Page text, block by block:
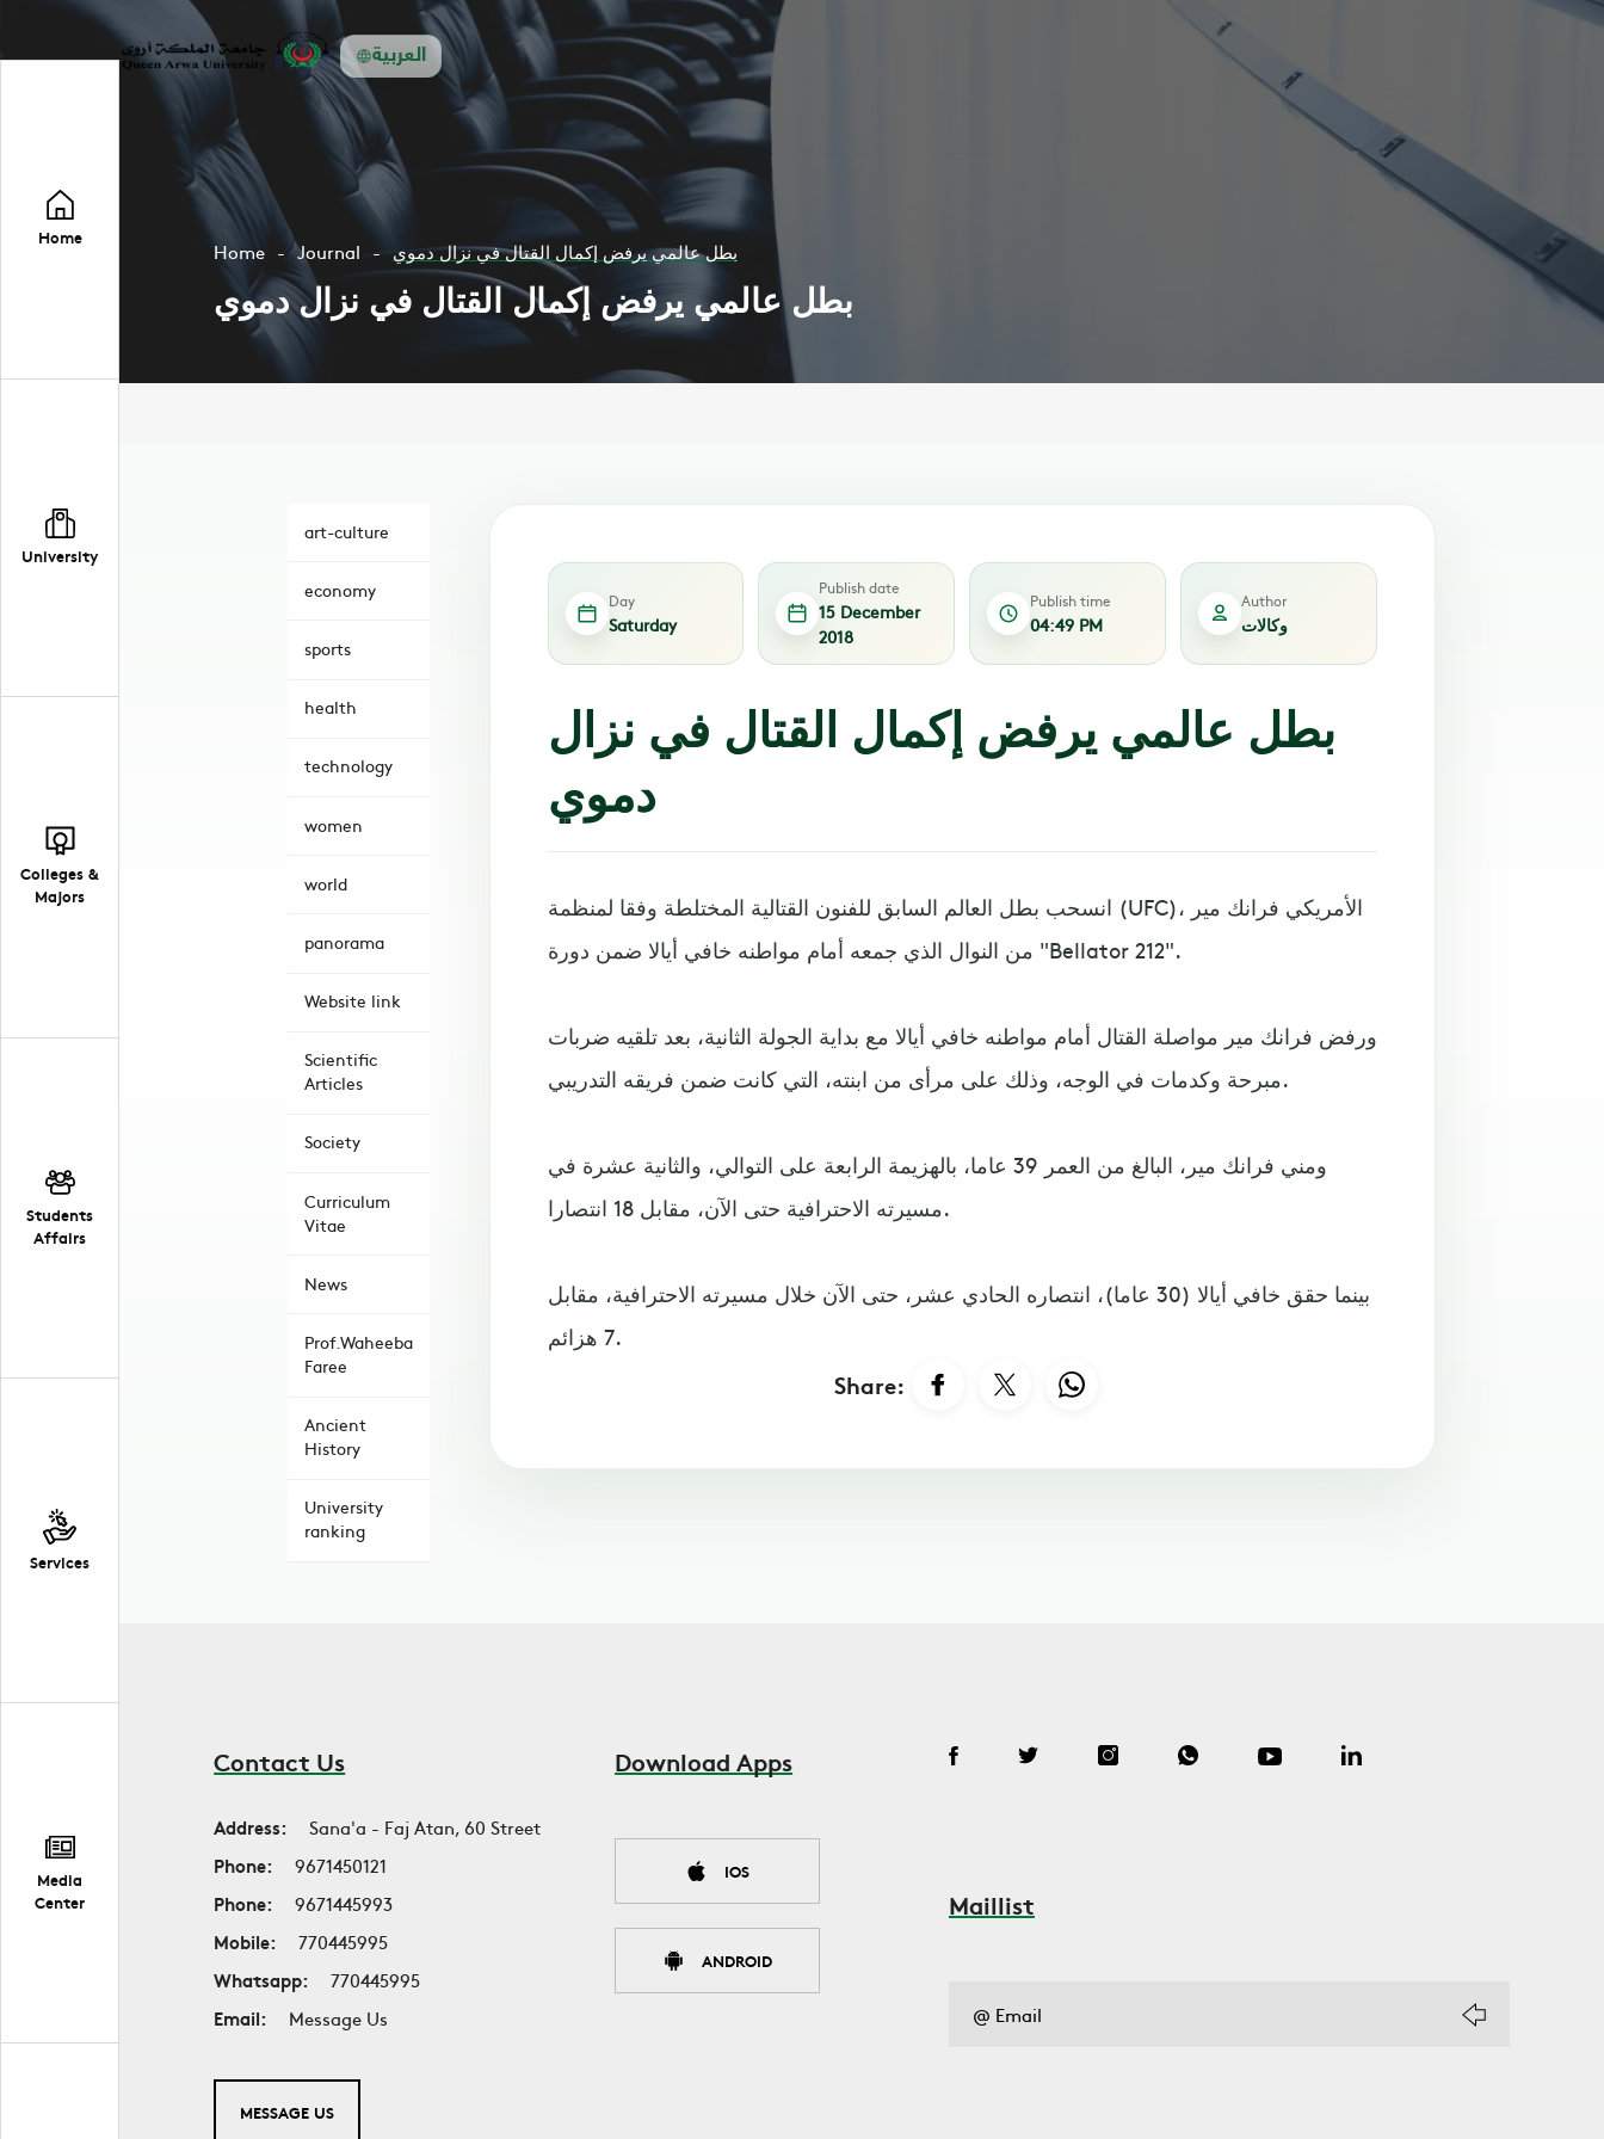
العربية
Home
University
Colleges &
Majors
Students
Affairs
Services
Media
Center
Home Journal بطل عالمي يرفض إكمال القتال في نزال دموي
بطل عالمي يرفض إكمال القتال في نزال دموي
art-culture
economy
sports
health
technology
women
world
panorama
Website link
Scientific
Articles
Society
Curriculum
Vitae
News
Prof.Waheeba
Faree
Ancient
History
University
ranking
Day
Saturday
Publish date
15 December
2018
Publish time
04:49 PM
Author
وكالات
بطل عالمي يرفض إكمال القتال في نزال
دموي
انسحب بطل العالم السابق للفنون القتالية المختلطة وفقا لمنظمة (UFC)، الأمريكي فرانك مير
من النوال الذي جمعه أمام مواطنه خافي أيالا ضمن دورة "Bellator 212".
ورفض فرانك مير مواصلة القتال أمام مواطنه خافي أيالا مع بداية الجولة الثانية، بعد تلقيه ضربات
مبرحة وكدمات في الوجه، وذلك على مرأى من ابنته، التي كانت ضمن فريقه التدريبي.
ومني فرانك مير، البالغ من العمر 39 عاما، بالهزيمة الرابعة على التوالي، والثانية عشرة في
مسيرته الاحترافية حتى الآن، مقابل 18 انتصارا.
بينما حقق خافي أيالا (30 عاما)، انتصاره الحادي عشر، حتى الآن خلال مسيرته الاحترافية، مقابل
7 هزائم.
Share:
Contact Us
Address:
Sana'a - Faj Atan, 60 Street
Phone:
9671450121
Phone:
9671445993
Mobile:
770445995
Whatsapp:
770445995
Email:
Message Us
MESSAGE US
Download Apps
IOS
ANDROID
Maillist